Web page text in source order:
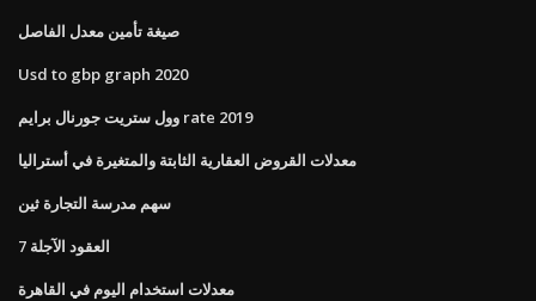
صيغة تأمين معدل الفاصل
Usd to gbp graph 2020
وول ستريت جورنال برايم rate 2019
معدلات القروض العقارية الثابتة والمتغيرة في أستراليا
سهم مدرسة التجارة ثين
7 العقود الآجلة
معدلات استخدام اليوم في القاهرة